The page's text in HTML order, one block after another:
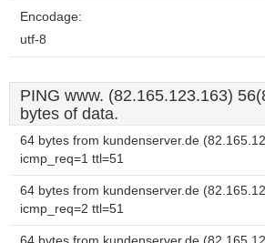
Encodage:
utf-8
PING www. (82.165.123.163)
bytes of data.
64 bytes from kundenserver.de
icmp_req=1 ttl=51
64 bytes from kundenserver.de
icmp_req=2 ttl=51